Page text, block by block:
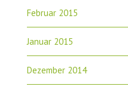
Februar 2015
Januar 2015
Dezember 2014